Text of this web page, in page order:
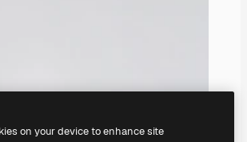
on your device to enhance site